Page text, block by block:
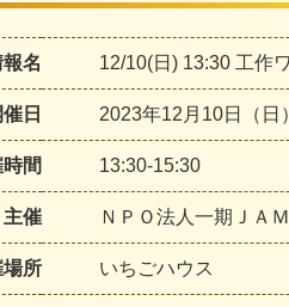
名 12/10(日) 13:30 工作
催日 2023年12月10日（日）
間 13:30-15:30
主催 ＮＰＯ法人一期ＪＡＭ
場所 いちごハウス